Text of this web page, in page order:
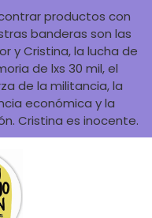
productos con
banderas son las
y Cristina, la lucha de
de lxs 30 mil, el
de la militancia, la
económica y la
Cristina es inocente.